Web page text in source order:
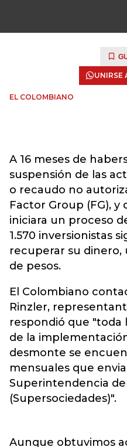
UNIRSE
EL COLOMBIANO
A 16 meses de
suspensión de las
o recaudo no
Factor Group (FG), y
iniciara un proceso
1.570 inversionistas
recuperar su dinero,
de pesos.
El Colombiano
Rinzler,
respondió que "toda
de la
desmonte se
mensuales que
Superintendencia de
(Supersociedades)".
Aunque obtuvimos